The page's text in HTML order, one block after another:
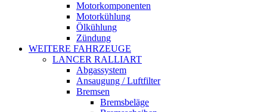
Motorkomponenten
Motorkühlung
Ölkühlung
Zündung
WEITERE FAHRZEUGE
LANCER RALLIART
Abgassystem
Ansaugung / Luftfilter
Bremsen
Bremsbeläge